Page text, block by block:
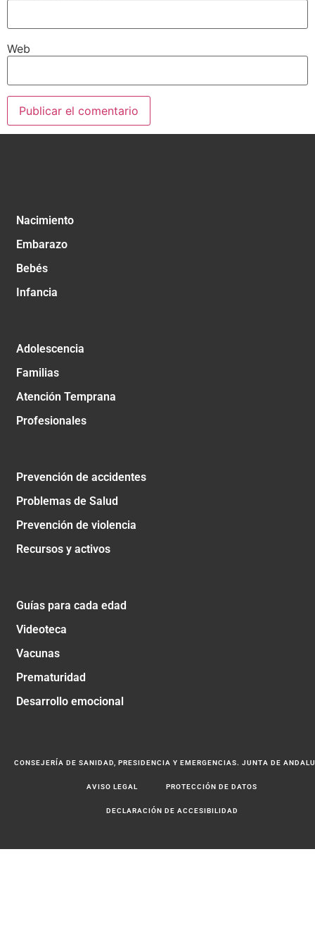
Web
Nacimiento
Embarazo
Bebés
Infancia
Adolescencia
Familias
Atención Temprana
Profesionales
Prevención de accidentes
Problemas de Salud
Prevención de violencia
Recursos y activos
Guías para cada edad
Videoteca
Vacunas
Prematuridad
Desarrollo emocional
CONSEJERÍA DE SANIDAD, PRESIDENCIA Y EMERGENCIAS. JUNTA DE
AVISO LEGAL PROTECCIÓN DE DATOS
DECLARACIÓN DE ACCESIBILIDAD